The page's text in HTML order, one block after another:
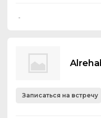
-
Записаться на встречу